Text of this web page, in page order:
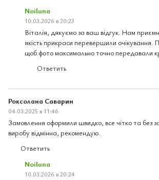
Noiluna
10.03.2026 в 20:23
Віталія, дякуємо за ваш відгук. Нам
якість прикраси перевершили
щоб фото максимально точно передавали
Ответить
Роксолана Саварин
04.03.2025 в 11:46
Замовлення оформили швидко, все чітко та без
виробу відмінна, рекомендую.
Ответить
Noiluna
10.03.2026 в 20:24